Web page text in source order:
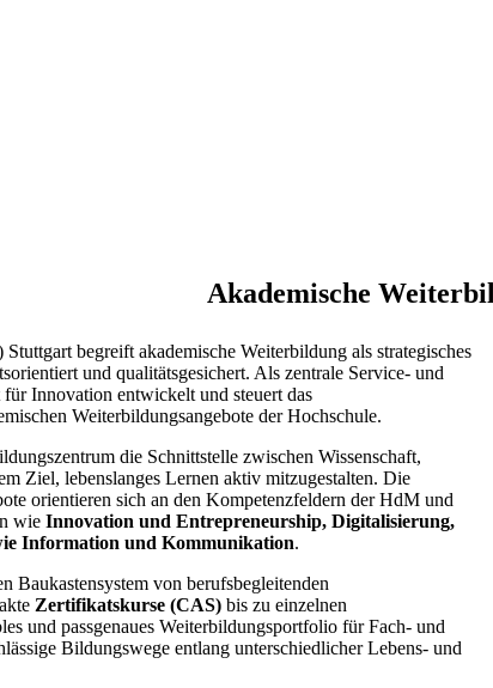
Akademische
begreift akademische Weiterbildung als strategisches
und qualitätsgesichert. Als zentrale Service- und
Innovation entwickelt und steuert das
Weiterbildungsangebote der Hochschule.
die Schnittstelle zwischen Wissenschaft,
Ziel, lebenslanges Lernen aktiv mitzugestalten. Die
orientieren sich an den Kompetenzfeldern der HdM und
wie Innovation und Entrepreneurship, Digitalisierung,
Information und Kommunikation.
Baukastensystem von berufsbegleitenden
Zertifikatskurse (CAS) bis zu einzelnen
und passgenaues Weiterbildungsportfolio für Fach- und
Bildungswege entlang unterschiedlicher Lebens- und